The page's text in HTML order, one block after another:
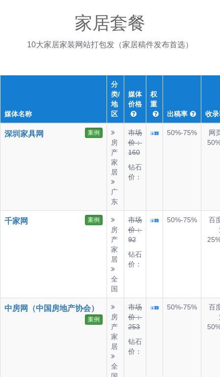
家居套餐
10大家居家装网站打包发（家居稿件发布首选）
媒体名称
分
类/
地
区
媒体
价格
权
重
出稿率
收
深圳家具网 案例
房
产
家
居
广
东
市场
价：
160
钻石
价：
50%-75%
网
千家网 案例
房
产
家
居
全
国
市场
价：
92
钻石
价：
50%-75%
百
中房网（中国房地产协会）
案例
房
产
家
居
全
市场
价：
253
钻石
价：
50%-75%
百